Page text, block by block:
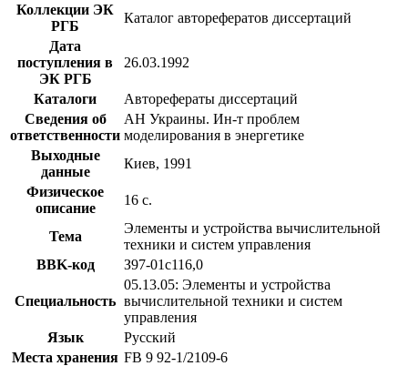
Коллекции ЭК
РГБ
Каталог авторефератов диссертаций
Дата
поступления в
ЭК РГБ
26.03.1992
Каталоги
Авторефераты диссертаций
Сведения об
ответственности
АН Украины. Ин-т проблем
моделирования в энергетике
Выходные
данные
Киев, 1991
Физическое
описание
16 с.
Тема
Элементы и устройства вычислительной
техники и систем управления
BBK-код
З97-01с116,0
Специальность
05.13.05: Элементы и устройства
вычислительной техники и систем
управления
Язык
Русский
Места хранения FB 9 92-1/2109-6